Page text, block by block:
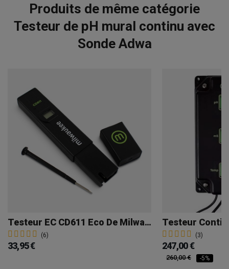
Produits de même catégorie
Testeur de pH mural continu avec
Sonde Adwa
Testeur EC CD611 Eco De Milwaukee
(6)
33,95 €
(3)
247,00 €
260,00 € -5%